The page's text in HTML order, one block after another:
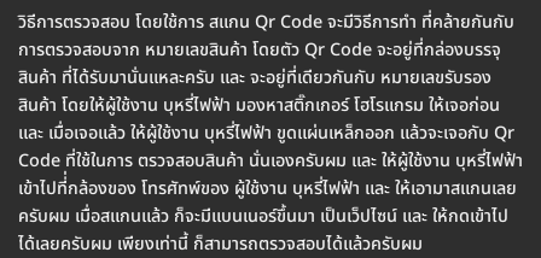
วิธีการตรวจสอบ โดยใช้การ สแกน Qr Code จะมีวิธีการทำ ที่คล้ายกันกับ
การตรวจสอบจาก หมายเลขสินค้า โดยตัว Qr Code จะอยู่ที่กล่องบรรจุ
สินค้า ที่ได้รับมานั่นแหละครับ และ จะอยู่ที่เดียวกันกับ หมายเลขรับรอง
สินค้า โดยให้ผู้ใช้งาน บุหรี่ไฟฟ้า มองหาสติ๊กเกอร์ โฮโรแกรม ให้เจอก่อน
และ เมื่อเจอแล้ว ให้ผู้ใช้งาน บุหรี่ไฟฟ้า ขูดแผ่นเหล็กออก แล้วจะเจอกับ Qr
Code ที่ใช้ในการ ตรวจสอบสินค้า นั่นเองครับผม และ ให้ผู้ใช้งาน บุหรี่ไฟฟ้า
เข้าไปที่่กล้องของ โทรศัทพ์ของ ผู้ใช้งาน บุหรี่ไฟฟ้า และ ให้เอามาสแกนเลย
ครับผม เมื่อสแกนแล้ว ก็จะมีแบนเนอร์ขึ้นมา เป็นเว็ปไซน์ และ ให้กดเข้าไป
ได้เลยครับผม เพียงเท่านี้ ก็สามารถตรวจสอบได้แล้วครับผม